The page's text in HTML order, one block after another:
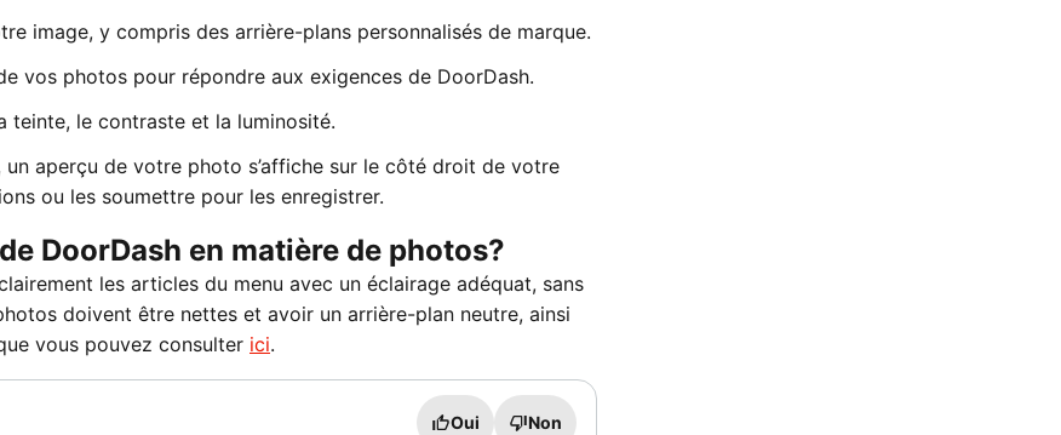
image, y compris des arrière-plans personnalisés de marque.
vos photos pour répondre aux exigences de DoorDash.
teinte, le contraste et la luminosité.
aperçu de votre photo s’affiche sur le côté droit de votre
ou les soumettre pour les enregistrer.
DoorDash en matière de photos?
les articles du menu avec un éclairage adéquat, sans
doivent être nettes et avoir un arrière-plan neutre, ainsi
vous pouvez consulter ici.
Oui Non